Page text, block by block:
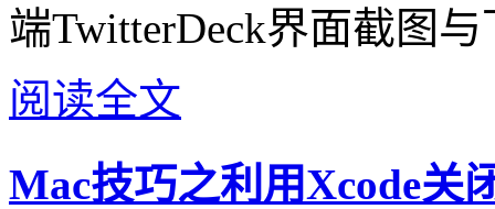
端TwitterDeck界面截图
阅读全文
Mac技巧之利用Xcode关